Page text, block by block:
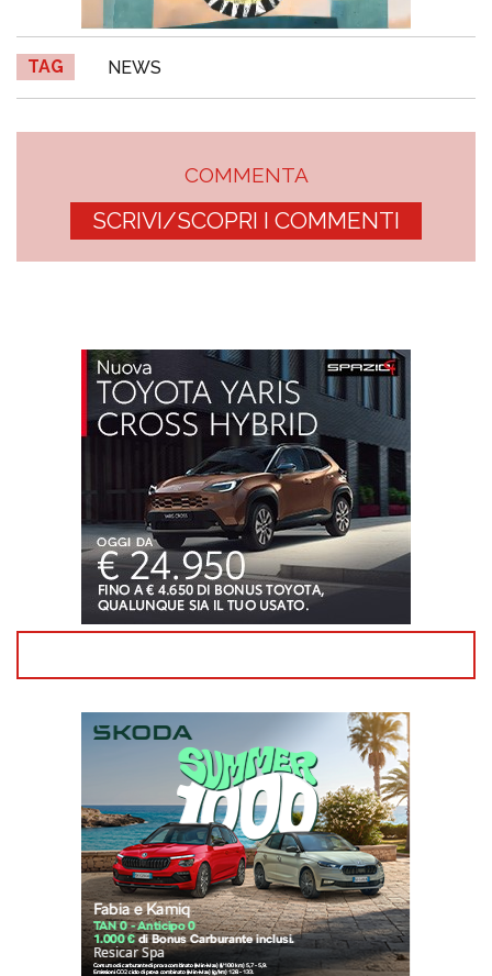
TAG NEWS
COMMENTA
SCRIVI/SCOPRI I COMMENTI